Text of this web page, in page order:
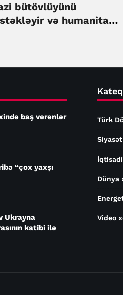
bütövlüyünü
və humanitar
baş verənlər
“çox yaxşı
Ukrayna
katibi ilə
Türk
Siyasət
Dünya
Video